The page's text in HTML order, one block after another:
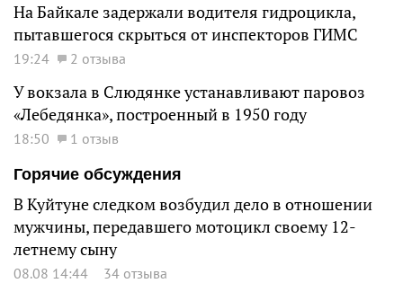
На Байкале задержали водителя гидроцикла,
пытавшегося скрыться от инспекторов ГИМС
19:24 2 отзыва
У вокзала в Слюдянке устанавливают паровоз
«Лебедянка», построенный в 1950 году
18:50
1 отзыв
Горячие обсуждения
В Куйтуне следком возбудил дело в отношении
мужчины, передавшего мотоцикл своему 12-
летнему сыну
08.08 14:44 34 отзыва